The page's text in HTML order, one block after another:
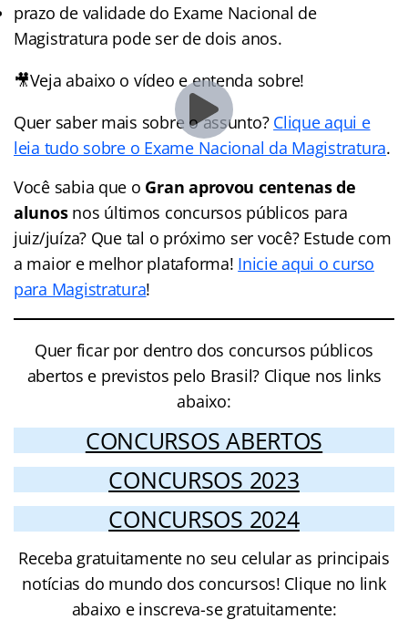
prazo de validade do Exame Nacional de
Magistratura pode ser de dois anos.
🎥Veja abaixo o vídeo e entenda sobre!
Quer saber mais sobre o assunto? Clique aqui e
leia tudo sobre o Exame Nacional da Magistratura.
Você sabia que o Gran aprovou centenas de
alunosnos últimos concursos públicos para
juiz/juíza? Que tal o próximo ser você? Estude com
a maior e melhor plataforma! Inicie aqui o curso
para Magistratura!
Quer ficar por dentro dos concursos públicos
abertos e previstos pelo Brasil? Clique nos links
abaixo:
CONCURSOS ABERTOS
CONCURSOS 2023
CONCURSOS 2024
Receba gratuitamente no seu celular as principais
notícias do mundo dos concursos! Clique no link
abaixo e inscreva-se gratuitamente: